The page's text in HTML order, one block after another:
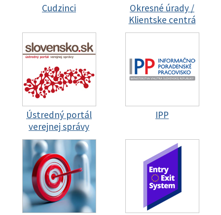
Cudzinci
Okresné úrady /
Klientske centrá
Ústredný portál
verejnej správy
IPP